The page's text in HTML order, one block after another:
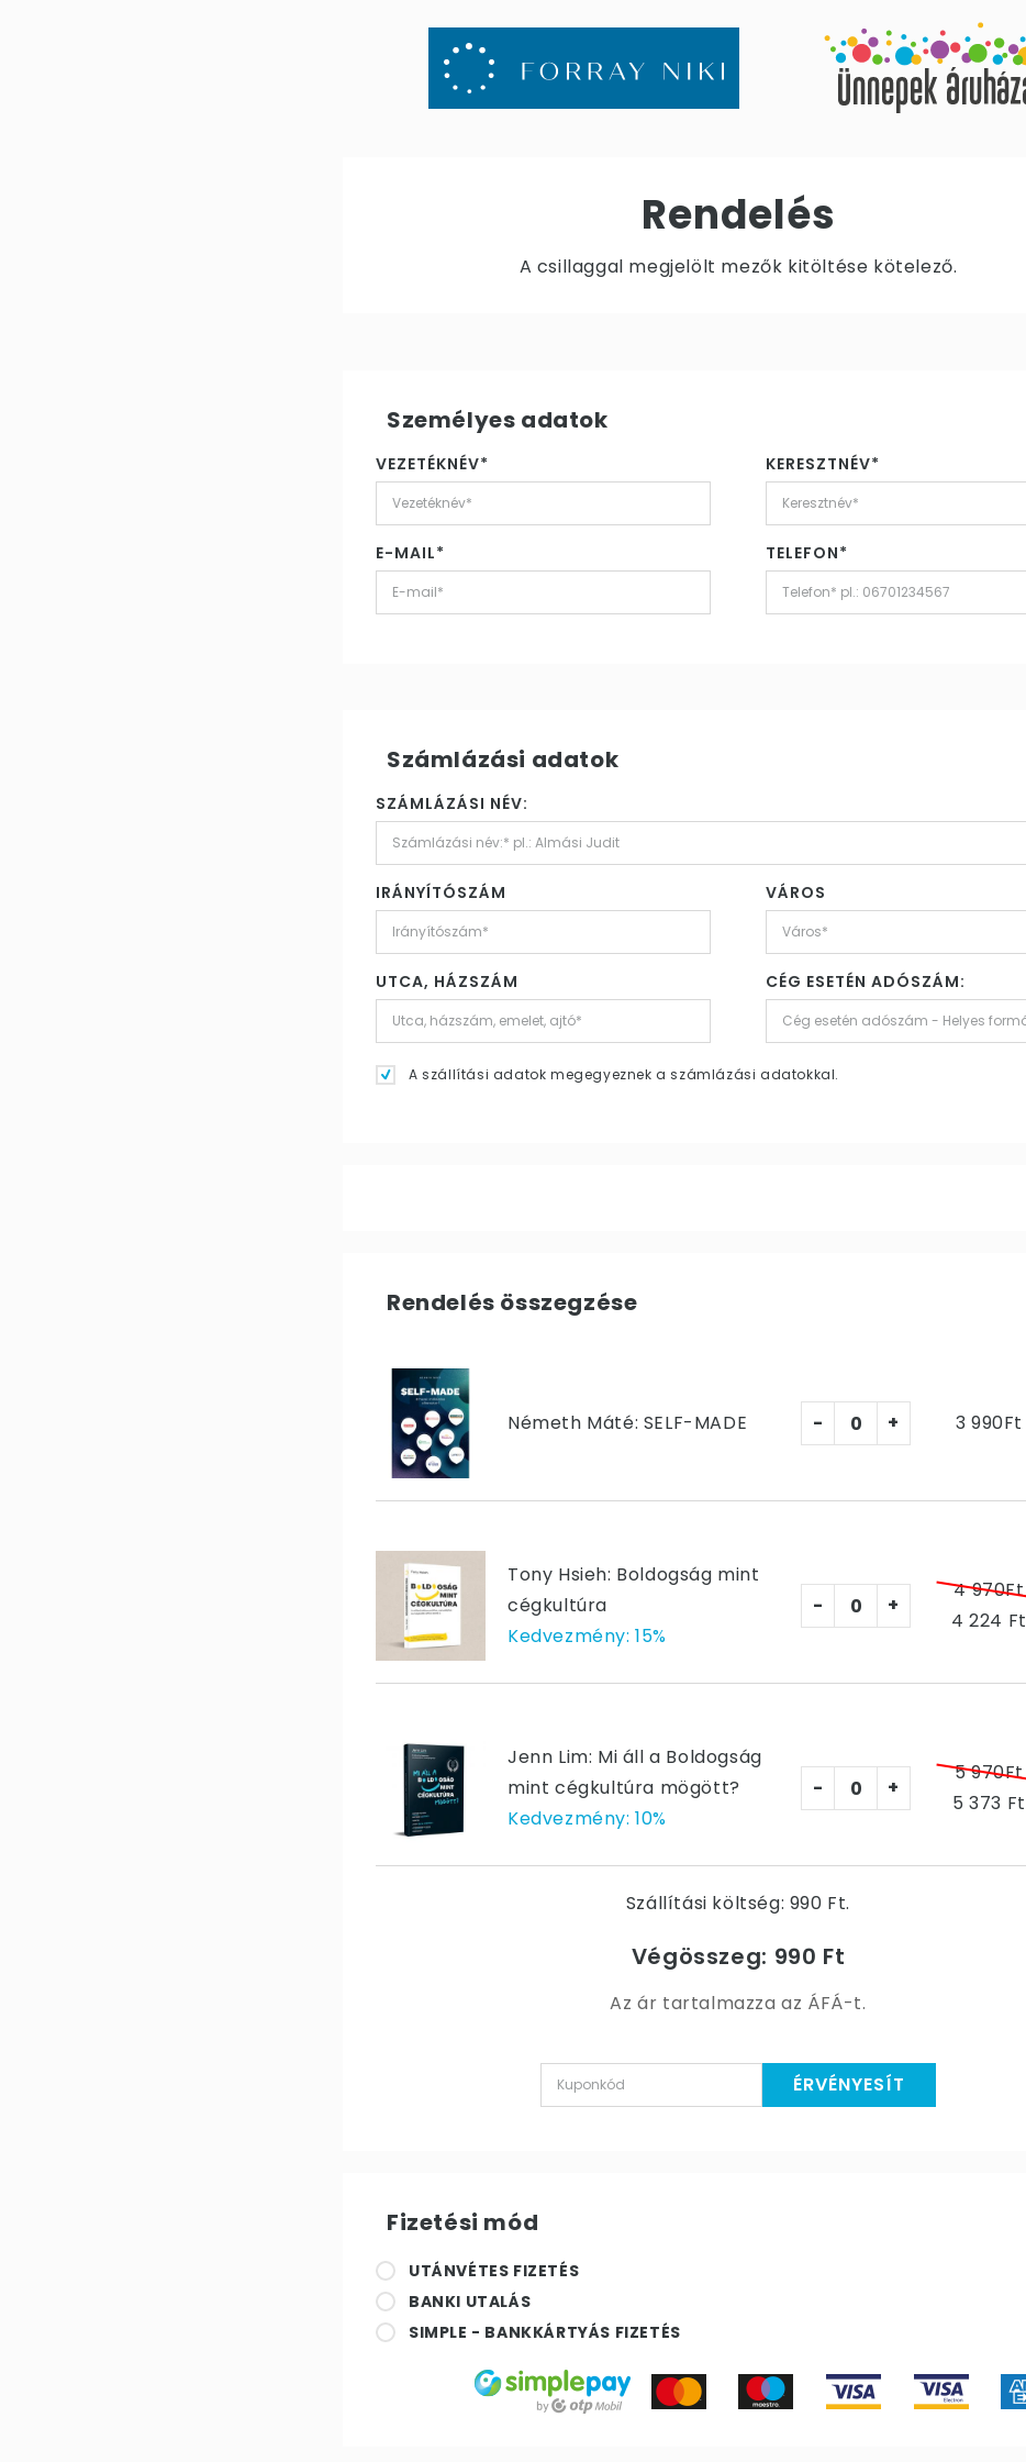
Rendelés
A csillaggal megjelölt mezők kitöltése kötelező.
Személyes adatok
VEZETÉKNÉV* KERESZTNÉV*
E-MAIL* TELEFON*
Számlázási adatok
SZÁMLÁZÁSI NÉV:
IRÁNYÍTÓSZÁM VÁROS
UTCA, HÁZSZÁM CÉG ESETÉN ADÓSZÁM:
A szállítási adatok megegyeznek a számlázási adatokkal.
Rendelés összegzése
Németh Máté: SELF-MADE - + 3 990Ft
Tony Hsieh: Boldogság mint
cégkultúra
Kedvezmény: 15%
- +
4 970Ft
4 224 Ft
Jenn Lim: Mi áll a Boldogság
mint cégkultúra mögött?
Kedvezmény: 10%
- +
5 970Ft
5 373 Ft
Szállítási költség: 990 Ft.
Végösszeg: 990 Ft
Az ár tartalmazza az ÁFÁ-t.
ÉRVÉNYESÍT
Fizetési mód
UTÁNVÉTES FIZETÉS
BANKI UTALÁS
SIMPLE - BANKKÁRTYÁS FIZETÉS